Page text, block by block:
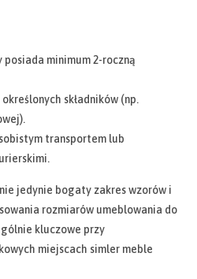
minimum 2-roczną
składników (np.
transportem lub
jedynie bogaty zakres wzorów i
rozmiarów umeblowania do
kluczowe przy
miejscach simler meble